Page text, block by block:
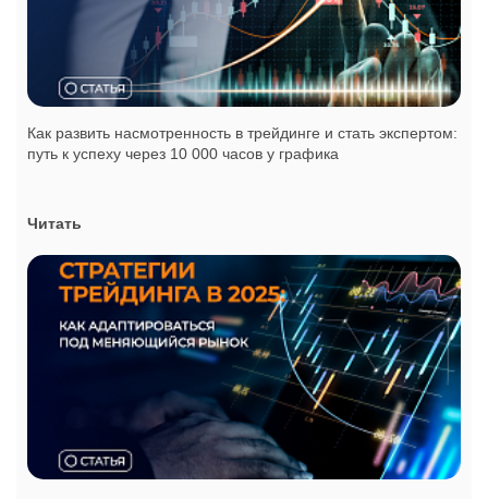
Как развить насмотренность в трейдинге и стать экспертом:
путь к успеху через 10 000 часов у графика
Читать